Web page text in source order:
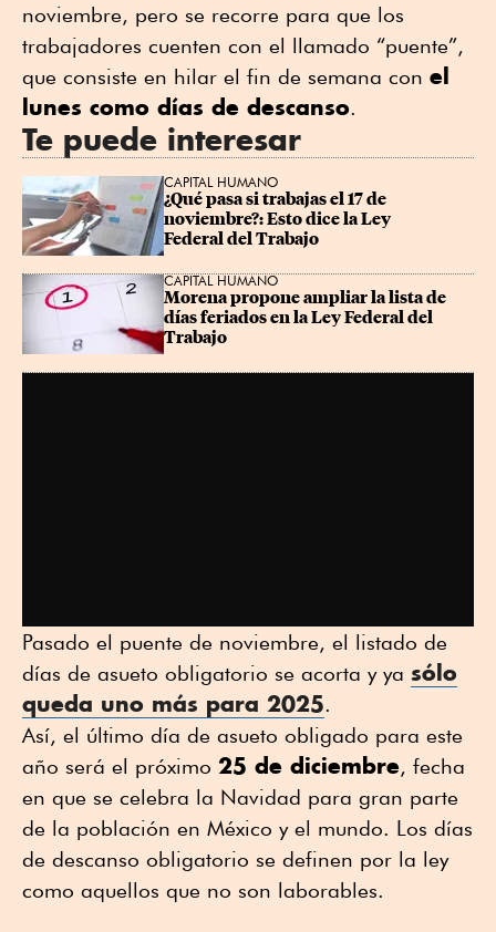
noviembre, pero se recorre para que los
trabajadores cuenten con el llamado “puente”,
que consiste en hilar el fin de semana con el
lunes como días de descanso.
Te puede interesar
CAPITAL HUMANO
¿Qué pasa si trabajas el 17 de
noviembre?: Esto dice la Ley
Federal del Trabajo
CAPITAL HUMANO
Morena propone ampliar la lista de
días feriados en la Ley Federal del
Trabajo
Pasado el puente de noviembre, el listado de
días de asueto obligatorio se acorta y ya sólo
queda uno más para 2025.
Así, el último día de asueto obligado para este
año será el próximo 25 de diciembre, fecha
en que se celebra la Navidad para gran parte
de la población en México y el mundo. Los días
de descanso obligatorio se definen por la ley
como aquellos que no son laborables.